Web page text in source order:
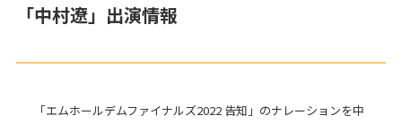
「中村遼」出演情報
「エムホールデムファイナルズ2022 告知」のナレーションを中